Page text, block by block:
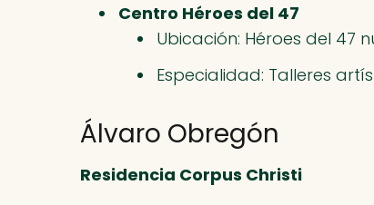
Centro Héroes del 47
Ubicación: Héroes del 47
Especialidad: Talleres
Álvaro Obregón
Residencia Corpus Christi